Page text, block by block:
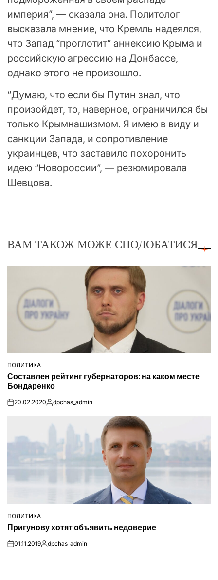
империя”, — сказала она. Политолог
высказала мнение, что Кремль надеялся,
что Запад “проглотит” аннексию Крыма и
российскую агрессию на Донбассе,
однако этого не произошло.
“Думаю, что если бы Путин знал, что
произойдет, то, наверное, ограничился бы
только Крымнашизмом. Я имею в виду и
санкции Запада, и сопротивление
украинцев, что заставило похоронить
идею “Новороссии”, — резюмировала
Шевцова.
ВАМ ТАКОЖ МОЖЕ СПОДОБАТИСЯ
ОПУБЛІКУВАТИ
У
ПОЛИТИКА
Составлен рейтинг губернаторов: на каком месте
Бондаренко
on20.02.2020Опубліковано
dpchas_admin
ОПУБЛІКУВАТИ
ПОЛИТИКА
Пригунову хотят объявить недоверие
on01.11.2019Опубліковано
dpchas_admin